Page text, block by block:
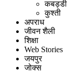
कबड्डी
कुश्ती
अपराध
जीवन शैली
शिक्षा
Web Stories
जयपुर
जोक्स